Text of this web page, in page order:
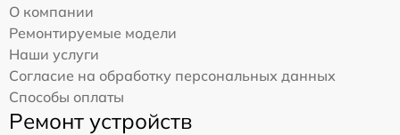
О компании
Ремонтируемые модели
Наши услуги
Согласие на обработку персональных данных
Способы оплаты
Ремонт устройств